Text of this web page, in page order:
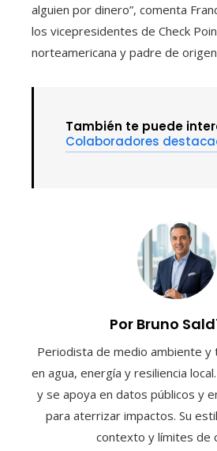
alguien por dinero”, comenta
los vicepresidentes de Check
norteamericana y padre de
También te puede
Colaboradores
Por Bruno
Periodista de medio ambiente
en agua, energía y resiliencia
y se apoya en datos públicos y
para aterrizar impactos. Su
contexto y límites de